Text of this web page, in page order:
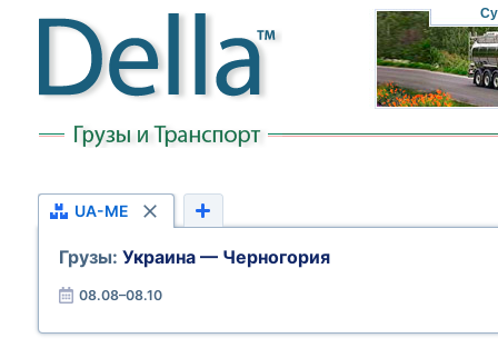
UA-ME
Грузы: Украина — Черногория
08.08–08.10